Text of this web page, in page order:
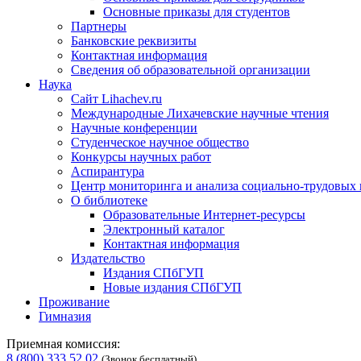
Основные приказы для студентов
Партнеры
Банковские реквизиты
Контактная информация
Сведения об образовательной организации
Наука
Сайт Lihachev.ru
Международные Лихачевские научные чтения
Научные конференции
Студенческое научное общество
Конкурсы научных работ
Аспирантура
Центр мониторинга и анализа социально-трудовых
О библиотеке
Образовательные Интернет-ресурсы
Электронный каталог
Контактная информация
Издательство
Издания СПбГУП
Новые издания СПбГУП
Проживание
Гимназия
Приемная комиссия:
8 (800) 333 52 02